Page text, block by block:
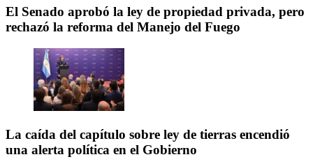
El Senado aprobó la ley de propiedad privada, pero
rechazó la reforma del Manejo del Fuego
La caída del capítulo sobre ley de tierras encendió
una alerta política en el Gobierno